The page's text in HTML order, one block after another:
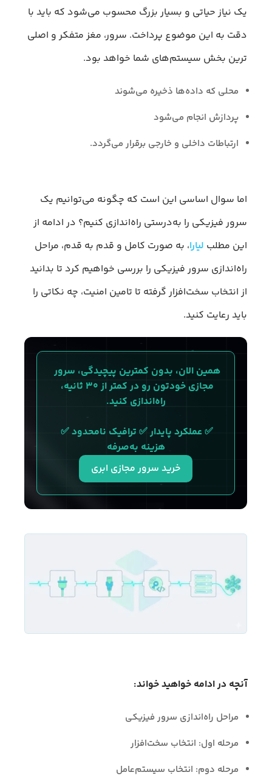
یک نیاز حیاتی و بسیار بزرگ محسوب می‌شود که باید با
دقت به این موضوع پرداخت. سرور، مغز متفکر و اصلی
ترین بخش سیستم‌های شما خواهد بود.
محلی که داده‌ها ذخیره می‌شوند
پردازش انجام می‌شود
ارتباطات داخلی و خارجی برقرار می‌گردد.
اما سوال اساسی این است که چگونه می‌توانیم یک
سرور فیزیکی را به‌درستی راه‌اندازی کنیم؟ در ادامه از
این مطلب لیارا، به صورت کامل و قدم به قدم، مراحل
راه‌اندازی سرور فیزیکی را بررسی خواهیم کرد تا بدانید
از انتخاب سخت‌افزار گرفته تا تامین امنیت، چه نکاتی را
باید رعایت کنید.
همین الان، بدون کمترین پیچیدگی، سرور
مجازی خودتون رو در کمتر از ۳۰ ثانیه،
راه‌اندازی کنید.
✅ عملکرد پایدار ✅ ترافیک نامحدود ✅
هزینه به‌صرفه
خرید سرور مجازی ابری
آنچه در ادامه خواهید خواند:
مراحل راه‌اندازی سرور فیزیکی
مرحله اول: انتخاب سخت‌افزار
مرحله دوم: انتخاب سیستم‌عامل